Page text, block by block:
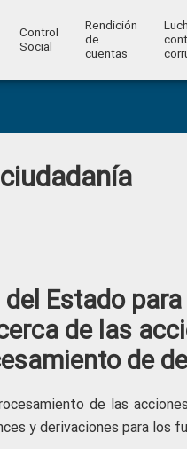
Control
Social
Rendición
de
cuentas
Estado
de las
de
de las
y derivaciones para los